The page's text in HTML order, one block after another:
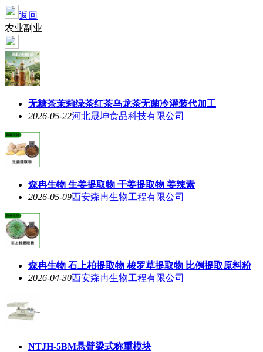
返回
农业副业
无糖茶茉莉绿茶红茶乌龙茶无菌冷灌装代加工
2026-05-22河北晟坤食品科技有限公司
森冉生物 生姜提取物 干姜提取物 姜辣素
2026-05-09西安森冉生物工程有限公司
森冉生物 石上柏提取物 梭罗草提取物 比例提取原料粉
2026-04-30西安森冉生物工程有限公司
NTJH-5BM悬臂梁式称重模块